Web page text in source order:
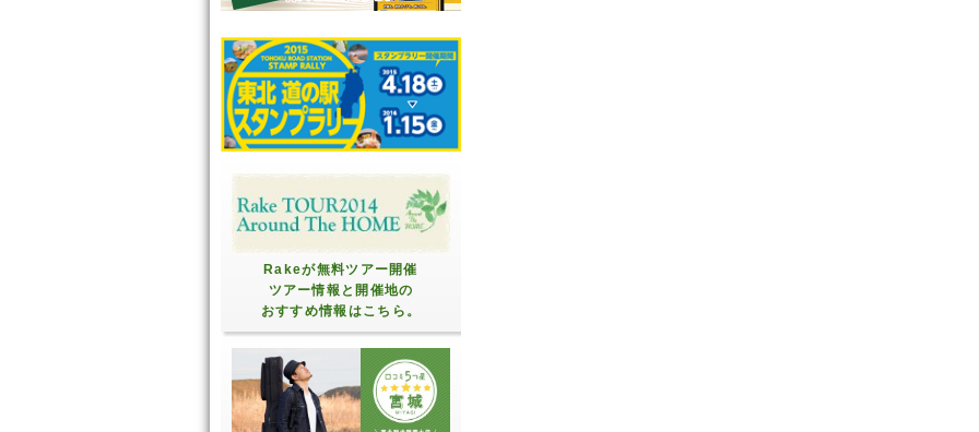
Rakeが無料ツアー開催
ツアー情報と開催地の
おすすめ情報はこちら。